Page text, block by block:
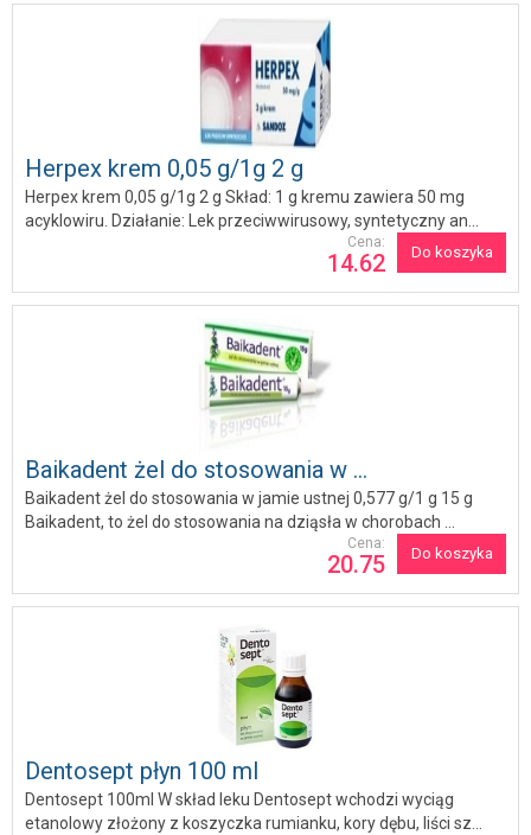
Herpex krem 0,05 g/1g 2 g
Herpex krem 0,05 g/1g 2 g Skład: 1 g kremu zawiera 50 mg
acyklowiru. Działanie: Lek przeciwwirusowy, syntetyczny an...
Do koszyka
Cena:
14.62
Baikadent żel do stosowania w ...
Baikadent żel do stosowania w jamie ustnej 0,577 g/1 g 15 g
Baikadent, to żel do stosowania na dziąsła w chorobach ...
Do koszyka
Cena:
20.75
Dentosept płyn 100 ml
Dentosept 100ml W skład leku Dentosept wchodzi wyciąg
etanolowy złożony z koszyczka rumianku, kory dębu, liści sz...